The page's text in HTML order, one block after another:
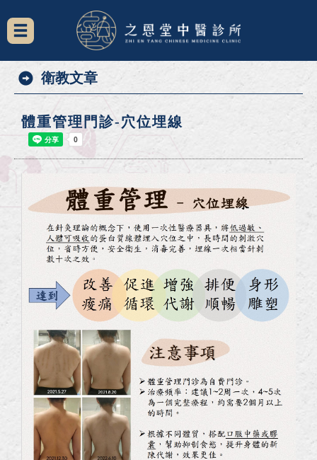
衛教文章
體重管理門診-穴位埋線